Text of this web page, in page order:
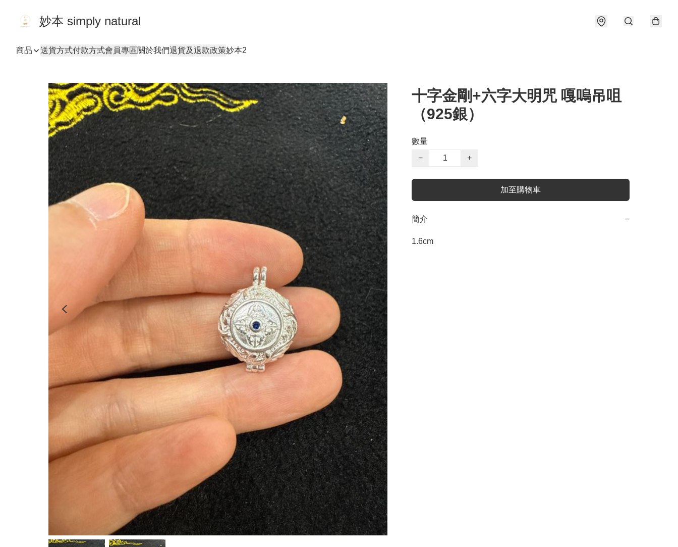
妙本 simply natural
商品 送貨方式付款方式會員專區關於我們退貨及退款政策妙本2
十字金剛+六字大明咒 嘎嗚吊咀
（925銀）
數量
−
+
加至購物車
簡介 −
1.6cm